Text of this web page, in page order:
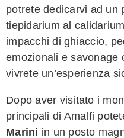
potrete dedicarvi ad un
tiepidarium al
impacchi di ghiaccio,
emozionali e savonage
vivrete un’esperienza
Dopo aver visitato i
principali di Amalfi
Marini in un posto